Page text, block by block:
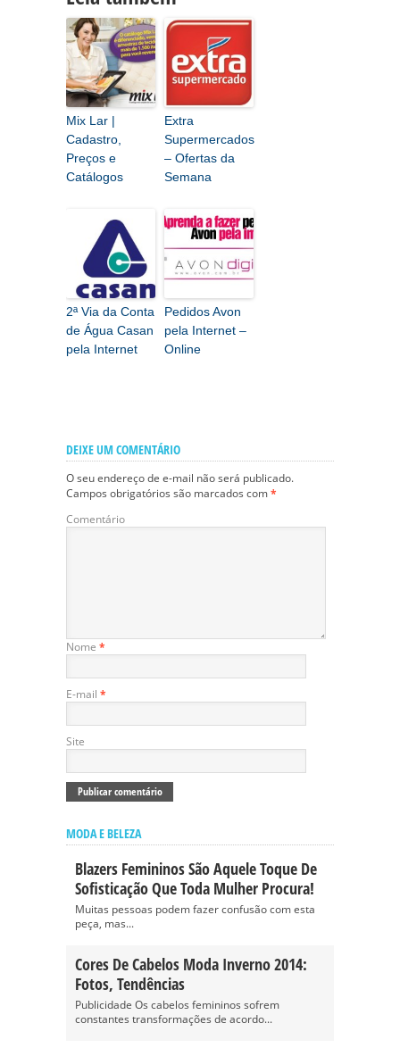
Mix Lar |
Cadastro,
Preços e
Catálogos
Extra
Supermercados
– Ofertas da
Semana
2ª Via da Conta
de Água Casan
pela Internet
Pedidos Avon
pela Internet –
Online
DEIXE UM COMENTÁRIO
O seu endereço de e-mail não será publicado.
Campos obrigatórios são marcados com*
Comentário
Nome *
E-mail *
Site
MODA E BELEZA
Blazers Femininos São Aquele Toque De
Sofisticação Que Toda Mulher Procura!
Muitas pessoas podem fazer confusão com esta
peça, mas...
Cores De Cabelos Moda Inverno 2014:
Fotos, Tendências
Publicidade Os cabelos femininos sofrem
constantes transformações de acordo...